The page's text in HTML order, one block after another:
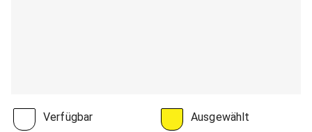
Verfügbar Ausgewählt